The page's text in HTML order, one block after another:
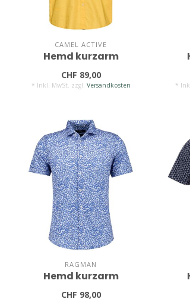
CAMEL ACTIVE
Hemd kurzarm
CHF 89,00
* Inkl. MwSt. zzgl. Versandkosten *
RAGMAN
Hemd kurzarm
CHF 98,00